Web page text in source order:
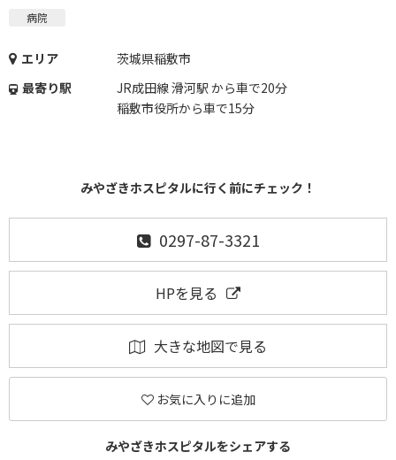
病院
エリア
茨城県稲敷市
最寄り駅
JR成田線 滑河駅 から車で20分
稲敷市役所から車で15分
みやざきホスピタルに行く前にチェック！
0297-87-3321
HPを見る
大きな地図で見る
お気に入りに追加
みやざきホスピタルをシェアする